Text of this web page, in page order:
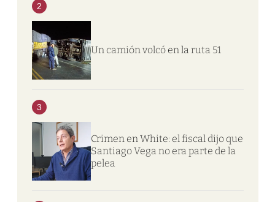
2
Un camión volcó en la ruta 51
3
Crimen en White: el fiscal dijo que
Santiago Vega no era parte de la
pelea